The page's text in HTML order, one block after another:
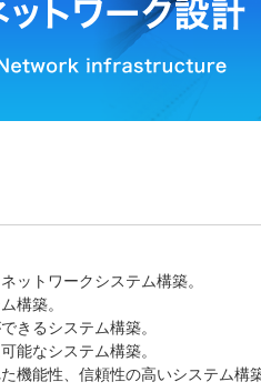
ットワークシステム構築。
構築。
きるシステム構築。
能なシステム構築。
機能性、信頼性の高いシステム構